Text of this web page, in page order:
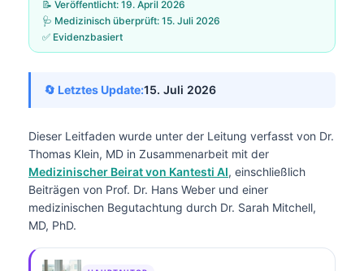
📝 Veröffentlicht: 19. April 2026
🩺 Medizinisch überprüft: 15. Juli 2026
✅ Evidenzbasiert
🔄 Letztes Update:15. Juli 2026
Dieser Leitfaden wurde unter der Leitung verfasst von Dr.
Thomas Klein, MD in Zusammenarbeit mit der
Medizinischer Beirat von Kantesti AI, einschließlich
Beiträgen von Prof. Dr. Hans Weber und einer
medizinischen Begutachtung durch Dr. Sarah Mitchell,
MD, PhD.